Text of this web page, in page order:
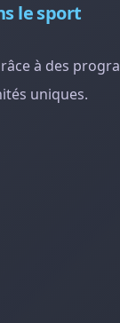
le sport
à des
uniques.